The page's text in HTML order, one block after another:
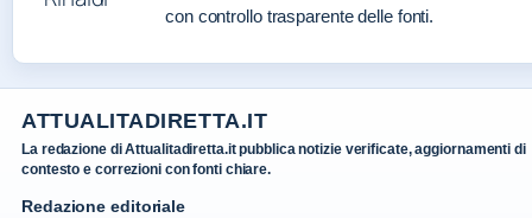
con controllo trasparente delle fonti.
ATTUALITADIRETTA.IT
La redazione di Attualitadiretta.it pubblica notizie verificate, aggiornamenti di
contesto e correzioni con fonti chiare.
Redazione editoriale